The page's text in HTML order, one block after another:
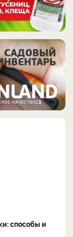
способы и